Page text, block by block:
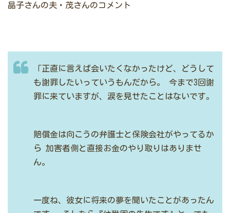
晶子さんの夫・茂さんのコメント
「正直に言えば会いたくなかったけど、どうして
も謝罪したいっていうもんだから。
今まで3回謝
罪に来ていますが、涙を見せたことはないです。
賠償金は向こうの弁護士と保険会社がやってるか
ら 加害者側と直接お金のやり取りはありませ
ん。
一度ね、彼女に将来の夢を聞いたことがあったん